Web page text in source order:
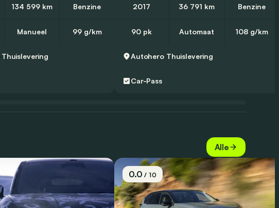
134 599 km Benzine
Manueel 99 g/km
Thuislevering
2017 36 791 km Benzine
90 pk Automaat 108 g/km
Autohero Thuislevering
Car-Pass
Alle
0.0/ 10